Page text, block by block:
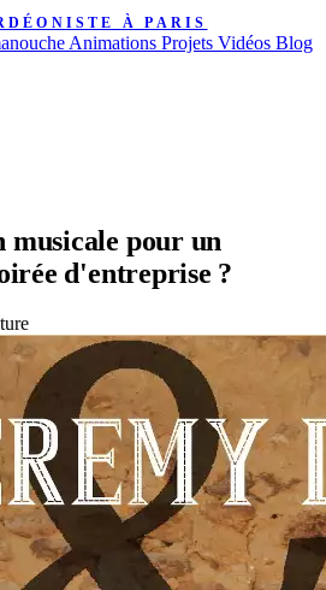
À PARIS
Animations Projets Vidéos Blog
musicale pour un
d'entreprise ?